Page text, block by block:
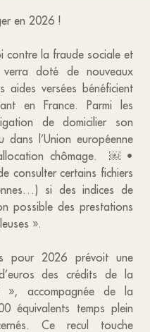
en 2026 !
contre la fraude sociale et
doté de nouveaux
aides versées bénéficient
en France. Parmi les
de domicilier son
dans l’Union européenne
chômage. ￼ •
consulter certains fichiers
si des indices de
possible des prestations
».
pour 2026 prévoit une
des crédits de la
», accompagnée de la
équivalents temps plein
Ce recul touche